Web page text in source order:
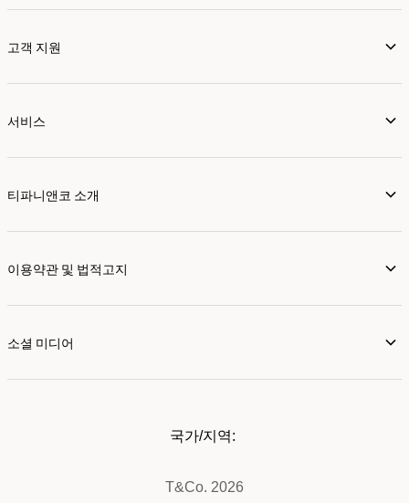
고객 지원
서비스
티파니앤코 소개
이용약관 및 법적고지
소셜 미디어
T&Co. 2026
국가/지역: